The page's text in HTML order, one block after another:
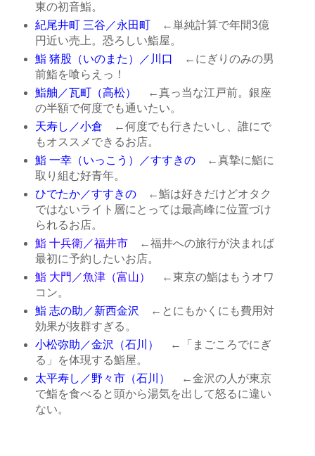
東の初音鮨。
紀尾井町 三谷／永田町←単純計算で年間3億
円近い売上。恐ろしい鮨屋。
鮨 猪股（いのまた）／川口 ←にぎりのみの男
前鮨を喰らえっ！
鮨舳／瓦町（高松）
←真っ当な江戸前。銀座
の半額で何度でも通いたい。
天寿し／小倉 ←何度でも行きたいし、誰にで
もオススメできるお店。
鮨 一幸（いっこう）／すすきの←真摯に鮨に
取り組む好青年。
ひでたか／すすきの←鮨は好きだけどオタク
ではないライト層にとっては最高峰に位置づけ
られるお店。
鮨 十兵衛／福井市←福井への旅行が決まれば
最初に予約したいお店。
鮨 大門／魚津（富山）
←東京の鮨はもうオワ
コン。
鮨 志の助／新西金沢 ←とにもかくにも費用対
効果が抜群すぎる。
小松弥助／金沢（石川）
←「まごころでにぎ
る」を体現する鮨屋。
太平寿し／野々市（石川）
←金沢の人が東京
で鮨を食べると頭から湯気を出して怒るに違い
ない。